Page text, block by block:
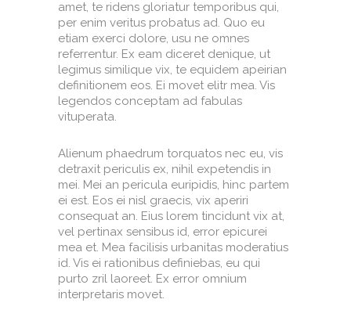
amet, te ridens gloriatur temporibus qui,
per enim veritus probatus ad. Quo eu
etiam exerci dolore, usu ne omnes
referrentur. Ex eam diceret denique, ut
legimus similique vix, te equidem apeirian
definitionem eos. Ei movet elitr mea. Vis
legendos conceptam ad fabulas
vituperata.
Alienum phaedrum torquatos nec eu, vis
detraxit periculis ex, nihil expetendis in
mei. Mei an pericula euripidis, hinc partem
ei est. Eos ei nisl graecis, vix aperiri
consequat an. Eius lorem tincidunt vix at,
vel pertinax sensibus id, error epicurei
mea et. Mea facilisis urbanitas moderatius
id. Vis ei rationibus definiebas, eu qui
purto zril laoreet. Ex error omnium
interpretaris movet.